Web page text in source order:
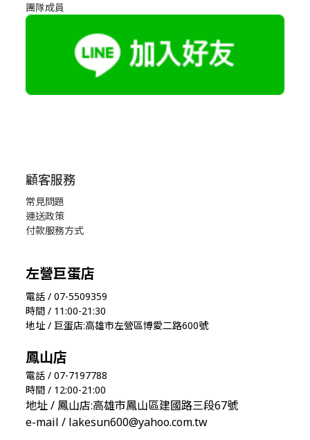
團隊成員
顧客服務
常見問題
運送政策
付款服務方式
左營巨蛋店
電話 / 07-5509359
時間 / 11:00-21:30
地址 / 巨蛋店:高雄市左營區博愛二路600號
鳳山店
電話 / 07-7197788
時間 / 12:00-21:00
地址 / 鳳山店:高雄市鳳山區建國路三段67號
e-mail / lakesun600@yahoo.com.tw